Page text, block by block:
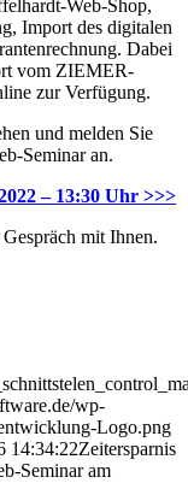
Web-Shop,
Import des digitalen
Dabei
vom ZIEMER-
zur Verfügung.
und melden Sie
Seminar an.
– 13:30 Uhr >>>
mit Ihnen.
wp-
Logo.png
14:34:22Zeitersparnis
Seminar am